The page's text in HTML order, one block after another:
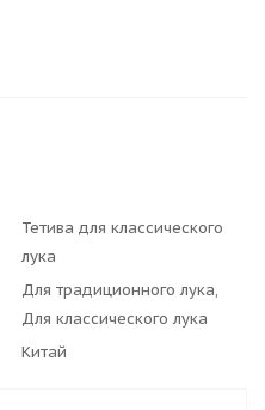
Тетива для классического
лука
Для традиционного лука,
Для классического лука
Китай